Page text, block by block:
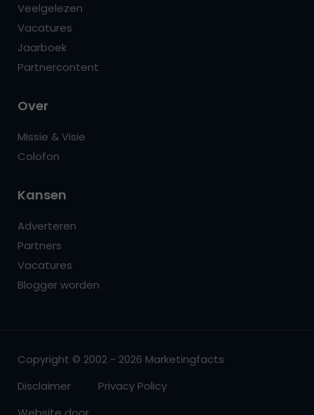
Veelgelezen
Vacatures
Jaarboek
Partnercontent
Over
Missie & Visie
Colofon
Kansen
Adverteren
Partners
Vacatures
Blogger worden
Copyright © 2002 - 2026 Marketingfacts
Disclaimer
Privacy Policy